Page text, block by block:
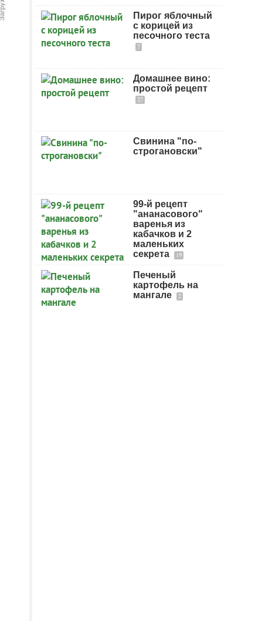
Пирог яблочный
с корицей из
песочного теста
7
Домашнее вино:
простой рецепт
27
Свинина "по-
строгановски"
99-й рецепт
"ананасового"
варенья из
кабачков и 2
маленьких
секрета
19
Печеный
картофель на
мангале
2